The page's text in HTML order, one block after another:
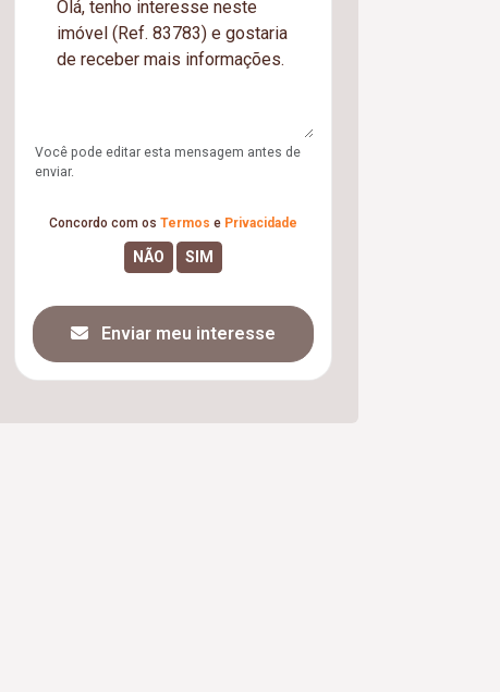
Você pode editar esta mensagem antes de
enviar.
Concordo com os Termos e Privacidade
Enviar meu interesse